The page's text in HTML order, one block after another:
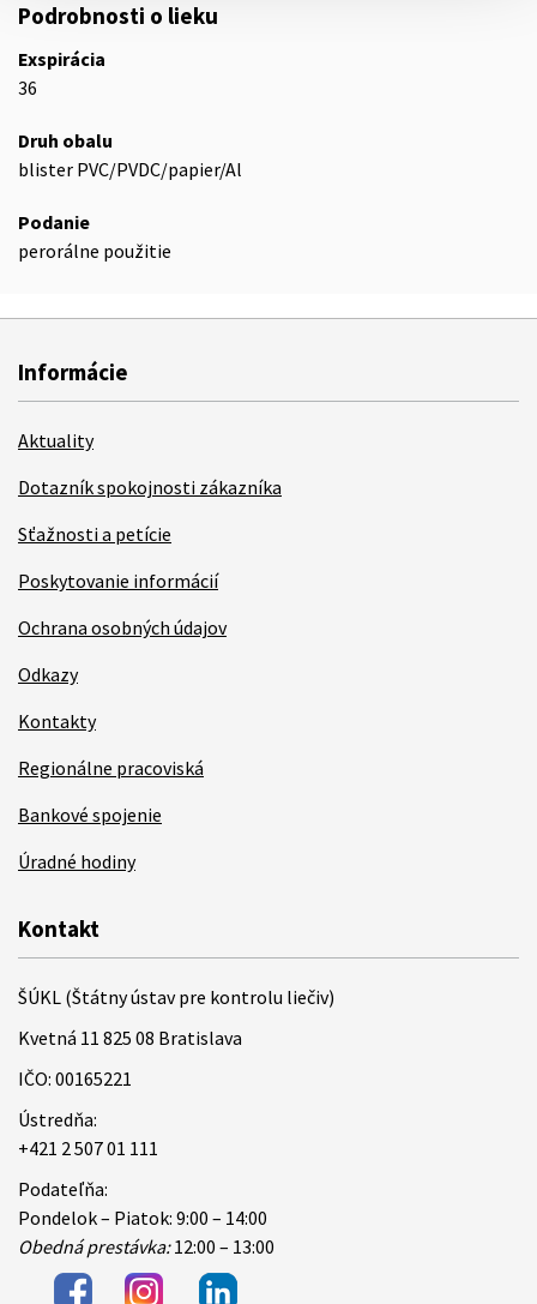
Podrobnosti o lieku
Exspirácia
36
Druh obalu
blister PVC/PVDC/papier/Al
Podanie
perorálne použitie
Informácie
Aktuality
Dotazník spokojnosti zákazníka
Sťažnosti a petície
Poskytovanie informácií
Ochrana osobných údajov
Odkazy
Kontakty
Regionálne pracoviská
Bankové spojenie
Úradné hodiny
Kontakt
ŠÚKL (Štátny ústav pre kontrolu liečiv)
Kvetná 11 825 08 Bratislava
IČO: 00165221
Ústredňa:
+421 2 507 01 111
Podateľňa:
Pondelok – Piatok: 9:00 – 14:00
Obedná prestávka:12:00 – 13:00